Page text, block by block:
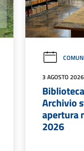
3 AGOSTO 2026
Archivio
apertura
2026